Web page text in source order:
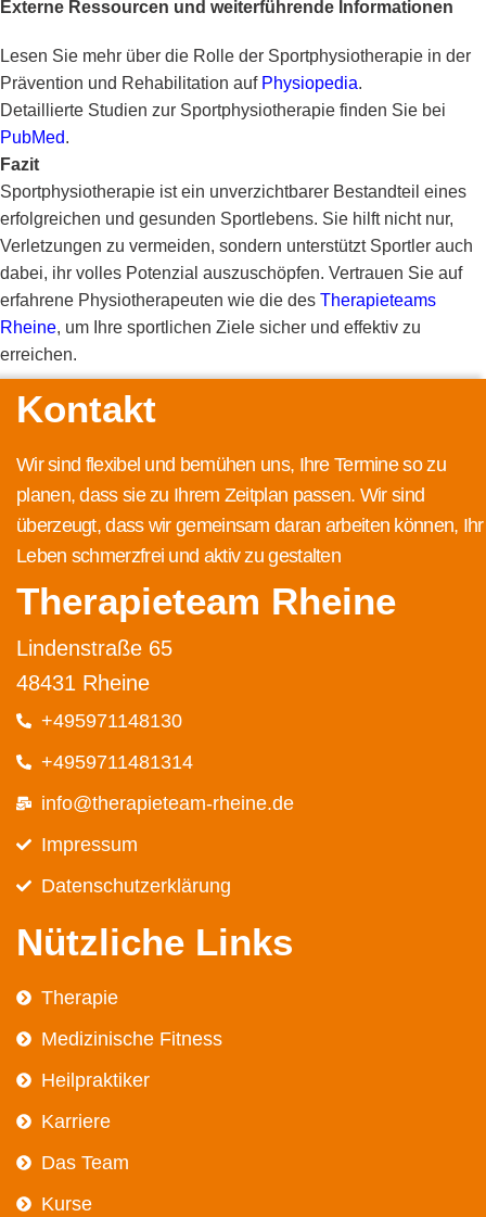
Externe Ressourcen und weiterführende Informationen
Lesen Sie mehr über die Rolle der Sportphysiotherapie in der
Prävention und Rehabilitation auf Physiopedia.
Detaillierte Studien zur Sportphysiotherapie finden Sie bei
PubMed.
Fazit
Sportphysiotherapie ist ein unverzichtbarer Bestandteil eines
erfolgreichen und gesunden Sportlebens. Sie hilft nicht nur,
Verletzungen zu vermeiden, sondern unterstützt Sportler auch
dabei, ihr volles Potenzial auszuschöpfen. Vertrauen Sie auf
erfahrene Physiotherapeuten wie die des Therapieteams
Rheine, um Ihre sportlichen Ziele sicher und effektiv zu
erreichen.
Kontakt
Wir sind flexibel und bemühen uns, Ihre Termine so zu
planen, dass sie zu Ihrem Zeitplan passen. Wir sind
überzeugt, dass wir gemeinsam daran arbeiten können, Ihr
Leben schmerzfrei und aktiv zu gestalten
Therapieteam Rheine
Lindenstraße 65
48431 Rheine
+495971148130
+4959711481314
info@therapieteam-rheine.de
Impressum
Datenschutz­erklärung
Nützliche Links
Therapie
Medizinische Fitness
Heilpraktiker
Karriere
Das Team
Kurse